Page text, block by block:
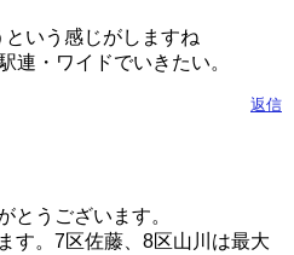
いう感じがしますね
連・ワイドでいきたい。
返信
とうございます。
す。7区佐藤、8区山川は最大